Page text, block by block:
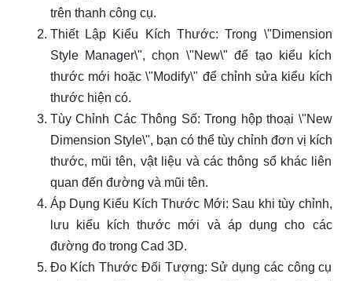
trên thanh công cụ.
Thiết Lập Kiểu Kích Thước: Trong \"Dimension
Style Manager\", chọn \"New\" để tạo kiểu kích
thước mới hoặc \"Modify\" để chỉnh sửa kiểu kích
thước hiện có.
Tùy Chỉnh Các Thông Số: Trong hộp thoại \"New
Dimension Style\", bạn có thể tùy chỉnh đơn vị kích
thước, mũi tên, vật liệu và các thông số khác liên
quan đến đường và mũi tên.
Áp Dụng Kiểu Kích Thước Mới: Sau khi tùy chỉnh,
lưu kiểu kích thước mới và áp dụng cho các
đường đo trong Cad 3D.
Đo Kích Thước Đối Tượng: Sử dụng các công cụ